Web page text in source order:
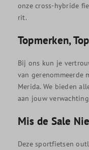
onze cross-hybride
rit.
Topmerken,
Bij ons kun je
van gerenommeerde
Merida. We bieden
aan jouw
Mis de Sale
Deze sportfietsen